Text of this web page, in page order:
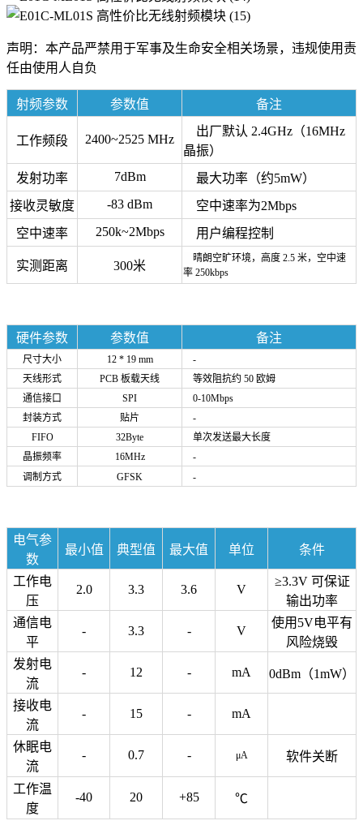
声明：本产品严禁用于军事及生命安全相关场景，违规使用责
任由使用人自负
射频参数 参数值 备注
工作频段 2400~2525 MHz
出厂默认 2.4GHz （16MHz
晶振）
发射功率
7dBm
最大功率（约5mW）
接收灵敏度
-83 dBm
空中速率为2Mbps
空中速率
250k~2Mbps 用户编程控制
实测距离 300米
晴朗空旷环境，高度 2.5 米，空中速
率 250kbps
硬件参数 参数值 备注
尺寸大小 12 * 19 mm
-
天线形式
PCB 板载天线
等效阻抗约 50 欧姆
通信接口
SPI
0-10Mbps
封装方式
贴片
-
FIFO
32Byte
单次发送最大长度
晶振频率
16MHz
-
调制方式
GFSK -
电气参
数
最小值 典型值 最大值 单位 条件
工作电
压
2.0 3.3 3.6 V
≥3.3V 可保证
输出功率
通信电
平
- 3.3 - V
使用5V电平有
风险烧毁
发射电
流
- 12 - mA 0dBm（1mW）
接收电
流
- 15 - mA
休眠电
流
- 0.7 - μA 软件关断
工作温
度
-40 20 +85 ℃